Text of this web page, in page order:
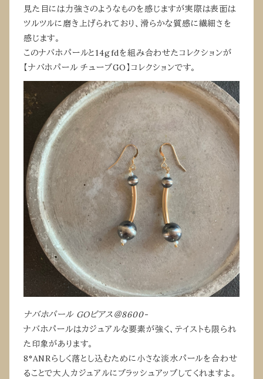
見た目には力強さのようなものを感じますが実際は表面は
ツルツルに磨き上げられており、滑らかな質感に繊細さを
感じます。
このナバホパールと14gfdを組み合わせたコレクションが
【ナバホパール チューブGO】コレクションです。
ナバホパール GOピアス＠8600-
ナバホパールはカジュアルな要素が強く、テイストも限られ
た印象があります。
8°ANRらしく落とし込むために小さな淡水パールを合わせ
ることで大人カジュアルにブラッシュアップしてくれますよ。